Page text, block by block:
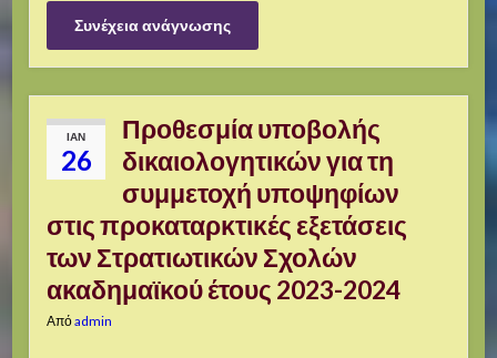
Συνέχεια ανάγνωσης
ΙΑΝ
26
Προθεσμία υποβολής
δικαιολογητικών για τη
συμμετοχή υποψηφίων
στις προκαταρκτικές εξετάσεις
των Στρατιωτικών Σχολών
ακαδημαϊκού έτους 2023-2024
Απόadmin